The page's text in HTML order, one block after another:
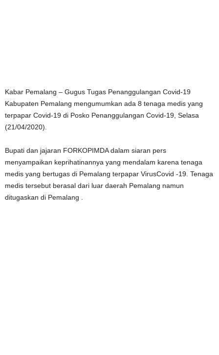
Kabar Pemalang – Gugus Tugas Penanggulangan Covid-19
Kabupaten Pemalang mengumumkan ada 8 tenaga medis yang
terpapar Covid-19 di Posko Penanggulangan Covid-19, Selasa
(21/04/2020).
Bupati dan jajaran FORKOPIMDA dalam siaran pers
menyampaikan keprihatinannya yang mendalam karena tenaga
medis yang bertugas di Pemalang terpapar VirusCovid -19. Tenaga
medis tersebut berasal dari luar daerah Pemalang namun
ditugaskan di Pemalang .